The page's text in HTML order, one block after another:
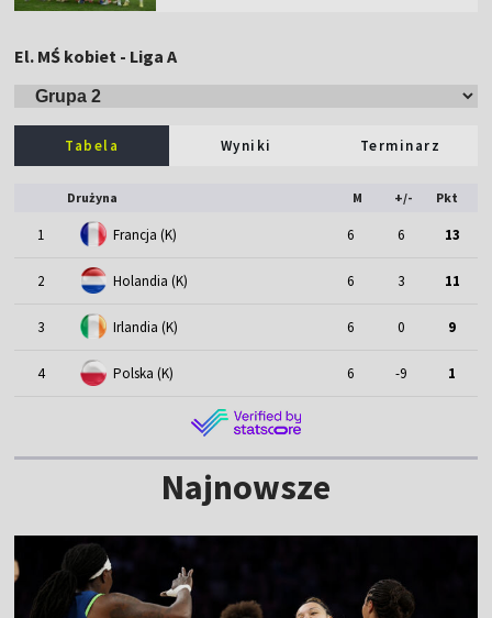
El. MŚ kobiet - Liga A
Tabela Wyniki Terminarz
Drużyna M +/- Pkt
1 Francja (K) 6 6 13
2 Holandia (K) 6 3 11
3 Irlandia (K) 6 0 9
4 Polska (K) 6 -9 1
Najnowsze